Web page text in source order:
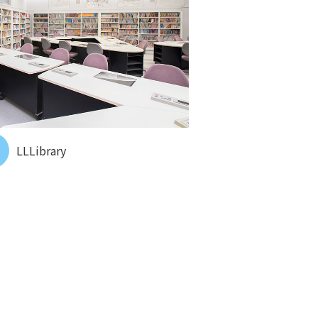
LLLibrary